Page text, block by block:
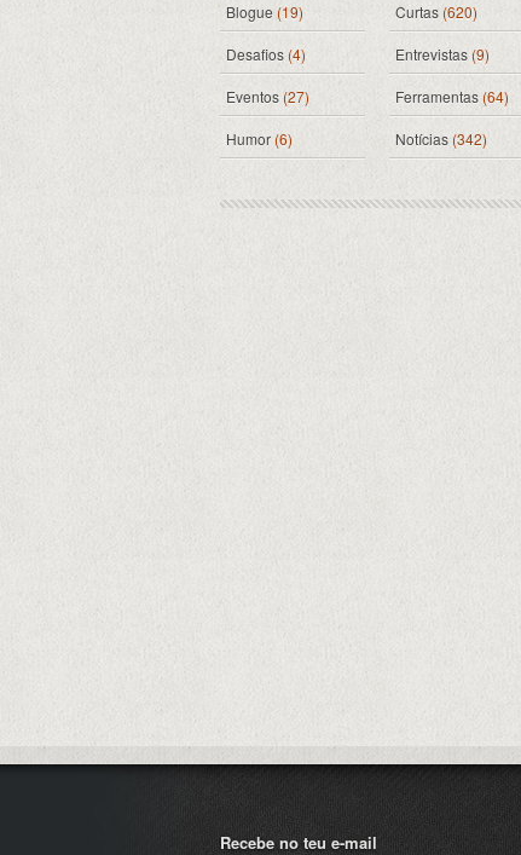
Blogue(19) Curtas (620)
Desafios (4) Entrevistas (9)
Eventos (27) Ferramentas(64)
Humor(6) Notícias (342)
Recebe no teu e-mail